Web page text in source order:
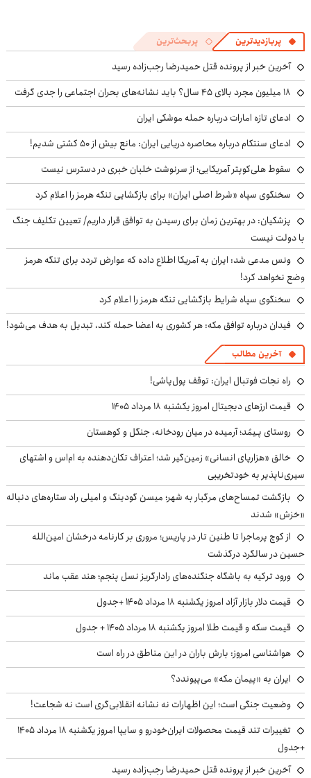
پربازدیدترین پربحث‌ترین
آخرین خبر از پرونده قتل حمیدرضا رجب‌زاده رسید
۱۸ میلیون مجرد بالای ۴۵ سال؟ باید نشانه‌های بحران اجتماعی را جدی گرفت
ادعای تازه امارات درباره حمله موشکی ایران
ادعای سنتکام درباره محاصره دریایی ایران: مانع بیش از ۵۰ کشتی شدیم!
سقوط هلی‌کوپتر آمریکایی؛ از سرنوشت خلبان خبری در دسترس نیست
سخنگوی سپاه «شرط اصلی ایران» برای بازگشایی تنگه هرمز را اعلام کرد
پزشکیان‌: در بهترین زمان برای رسیدن به توافق قرار داریم/ تعیین تکلیف جنگ
با دولت نیست
ونس مدعی شد: ایران به آمریکا اطلاع داده که عوارض تردد برای تنگه هرمز
وضع نخواهد کرد!
سخنگوی سپاه شرایط بازگشایی تنگه هرمز را اعلام کرد
فیدان درباره توافق مکه: هر کشوری به اعضا حمله کند، تبدیل به هدف می‌شود!
آخرین مطالب
راه نجات فوتبال ایران: توقف پول‌پاشی!
قیمت ارزهای دیجیتال امروز یکشنبه ۱۸ مرداد ۱۴۰۵
روستای پـِیمُد؛ آرمیده در میان رودخانه، جنگل و کوهستان
خالق «هزارپای انسانی» زمین‌گیر شد؛ اعتراف تکان‌دهنده به ام‌اس و اشتهای
سیری‌ناپذیر به خودتخریبی
بازگشت تمساح‌های مرگبار به شهر؛ میسن گودینگ و امیلی راد ستاره‌های دنباله
«خزش» شدند
از کوچ‌ پرماجرا تا طنین تار در پاریس؛ مروری بر کارنامه درخشان امین‌الله
حسین در سالگرد درگذشت
ورود ترکیه به باشگاه جنگنده‌های رادارگریز نسل پنجم؛ هند عقب ماند
قیمت دلار بازار آزاد امروز یکشنبه ۱۸ مرداد ۱۴۰۵ +جدول
قیمت سکه و قیمت طلا امروز یکشنبه ۱۸ مرداد ۱۴۰۵ + جدول
هواشناسی امروز: بارش باران در این مناطق در راه است
ایران به «پیمان مکه» می‌پیوندد؟
وضعیت جنگی است؛ این اظهارات نه نشانه انقلابی‌گری است نه شجاعت!
تغییرات تند قیمت محصولات ایران‌خودرو و سایپا امروز یکشنبه ۱۸ مرداد ۱۴۰۵
+جدول
آخرین خبر از پرونده قتل حمیدرضا رجب‌زاده رسید